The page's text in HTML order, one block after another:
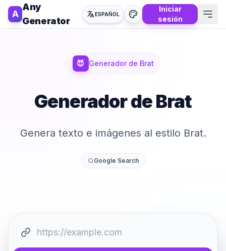
A
Any
Generator
ESPAÑOL
Iniciar
sesión
😈 Generador de Brat
Generador de Brat
Genera texto e imágenes al estilo Brat.
Google Search